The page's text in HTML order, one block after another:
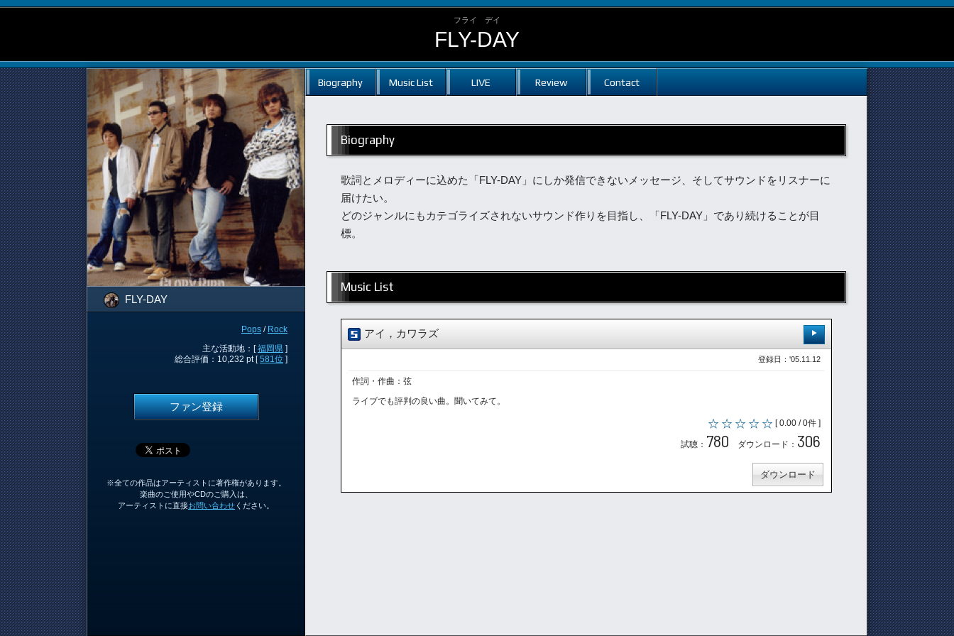
フライ デイ
FLY-DAY
FLY-DAY
Pops / Rock
主な活動地：[福岡県 ]
総合評価：10,232 pt [581位 ]
ファン登録
※全ての作品はアーティストに著作権があります。
楽曲のご使用やCDのご購入は、
アーティストに直接お問い合わせ ください。
Biography Music List LIVE Review Contact
Biography
歌詞とメロディーに込めた「FLY-DAY」にしか発信できないメッセージ、そしてサウンドをリスナーに
届けたい。
どのジャンルにもカテゴライズされないサウンド作りを目指し、「FLY-DAY」であり続けることが目
標。
Music List
アイ，カワラズ
登録日：'05.11.12
作詞・作曲：弦
ライブでも評判の良い曲。聞いてみて。
[ 0.00 / 0件 ]
試聴： 780 ダウンロード： 306
ダウンロード